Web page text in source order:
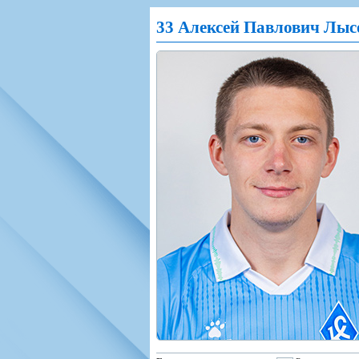
Игроки
Тренерско-административный
Руководство
Фонд поддержки
Контакты
Солидарность Самара Арена
Закупки
Вакансии
Документы
РПЛ
Календарь
Таблица
Шахматка
Статистика состава
Баланс матчей
FONBET Кубок России
Матчи
Молодежная команда
Календарь
Таблица
Шахматка
Статистика состава
Крылья Советов-2
Календарь
Таблица
Шахматка
Чемпионат
Кубок СССР
Чемпионат
Кубок России
Лига Европы
Кубок
Молодежное
Кубок
Кубок ФНЛ
Игроки
Ветераны
Стадион
33 Алексей Павлович